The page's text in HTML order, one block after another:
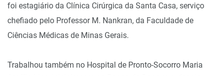
foi estagiário da Clínica Cirúrgica da Santa Casa, serviço
chefiado pelo Professor M. Nankran, da Faculdade de
Ciências Médicas de Minas Gerais.
Trabalhou também no Hospital de Pronto-Socorro Maria